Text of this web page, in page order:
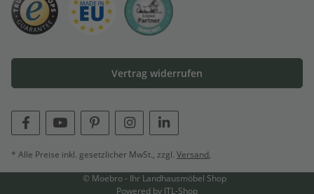
Vertrag widerrufen
* Alle Preise inkl. gesetzlicher MwSt., zzgl. Versand,
© Moebro - Ihr Landhausmöbel Shop
Powered by JTL-Shop